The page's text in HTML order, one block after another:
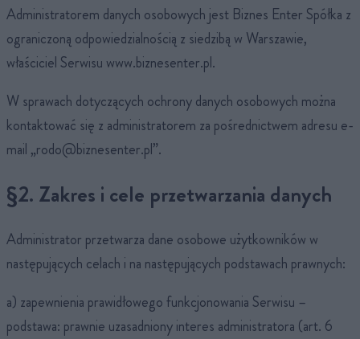
Administratorem danych osobowych jest Biznes Enter Spółka z
ograniczoną odpowiedzialnością z siedzibą w Warszawie,
właściciel Serwisu www.biznesenter.pl.
W sprawach dotyczących ochrony danych osobowych można
kontaktować się z administratorem za pośrednictwem adresu e-
mail „rodo@biznesenter.pl”.
§2. Zakres i cele przetwarzania danych
Administrator przetwarza dane osobowe użytkowników w
następujących celach i na następujących podstawach prawnych:
a) zapewnienia prawidłowego funkcjonowania Serwisu –
podstawa: prawnie uzasadniony interes administratora (art. 6